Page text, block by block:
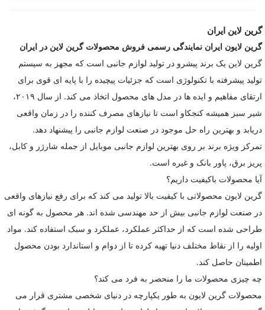
گرین لاین ایران
گرین لایون ایران نمایندگی رسمی فروش محصولات گرین لاین در ایران
گرین لاین یک برند پیشرو در تولید لوازم جانبی است که مجهز به سیستم
تولید پیشرفته با تکنولوژی است که جزئیات پیچیده را با پایه ای قوی برای
ارتقای مفاهیم و ایده ها در مدل های محصول اتخاذ می کند. از سال ۲۰۱۹،
شیر سبز همیشه کنجکاو است تا نیازهای مصرف کننده را در زمان واقعی
دریابد و بهترین راه حل موجود در صنعت لوازم جانبی را پیشنهاد دهد.
تمرکز ویژه برند بر روی بهترین لوازم جانبی موبایل از جمله شارژر و کابل،
پریز برق، پاور بانک و غیره است.
آیا محصولات باکیفیت داریم؟
گرین لایون محصولاتی با کیفیت بالا تولید می کند که برای رفع نیازهای واقعی
در صنعت لوازم جانبی بیش از حد مهندسی شده اند. هر محصول به گونه ای
طراحی شده است که از حداکثر عملکرد، عملکرد و سبک استفاده کند. مواد
اولیه را از نقاط مختلف دنیا تهیه کرده تا از دوام و استاندارد بودن محصول
اطمینان حاصل کند.
چه چیزی محصولات ما را منحصر به فرد می کند؟
محصولات گرین لایون به طور یکپارچه در دنیای شخصی مشتری قرار می